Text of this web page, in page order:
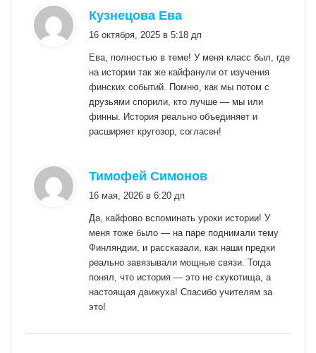
Кузнецова Ева
16 октября, 2025 в 5:18 дп
Ева, полностью в теме! У меня класс был, где
на истории так же кайфанули от изучения
финских событий. Помню, как мы потом с
друзьями спорили, кто лучше — мы или
финны. История реально объединяет и
расширяет кругозор, согласен!
Тимофей Симонов
16 мая, 2026 в 6:20 дп
Да, кайфово вспоминать уроки истории! У
меня тоже было — на паре поднимали тему
Финляндии, и рассказали, как наши предки
реально завязывали мощные связи. Тогда
понял, что история — это не скукотища, а
настоящая движуха! Спасибо учителям за
это!